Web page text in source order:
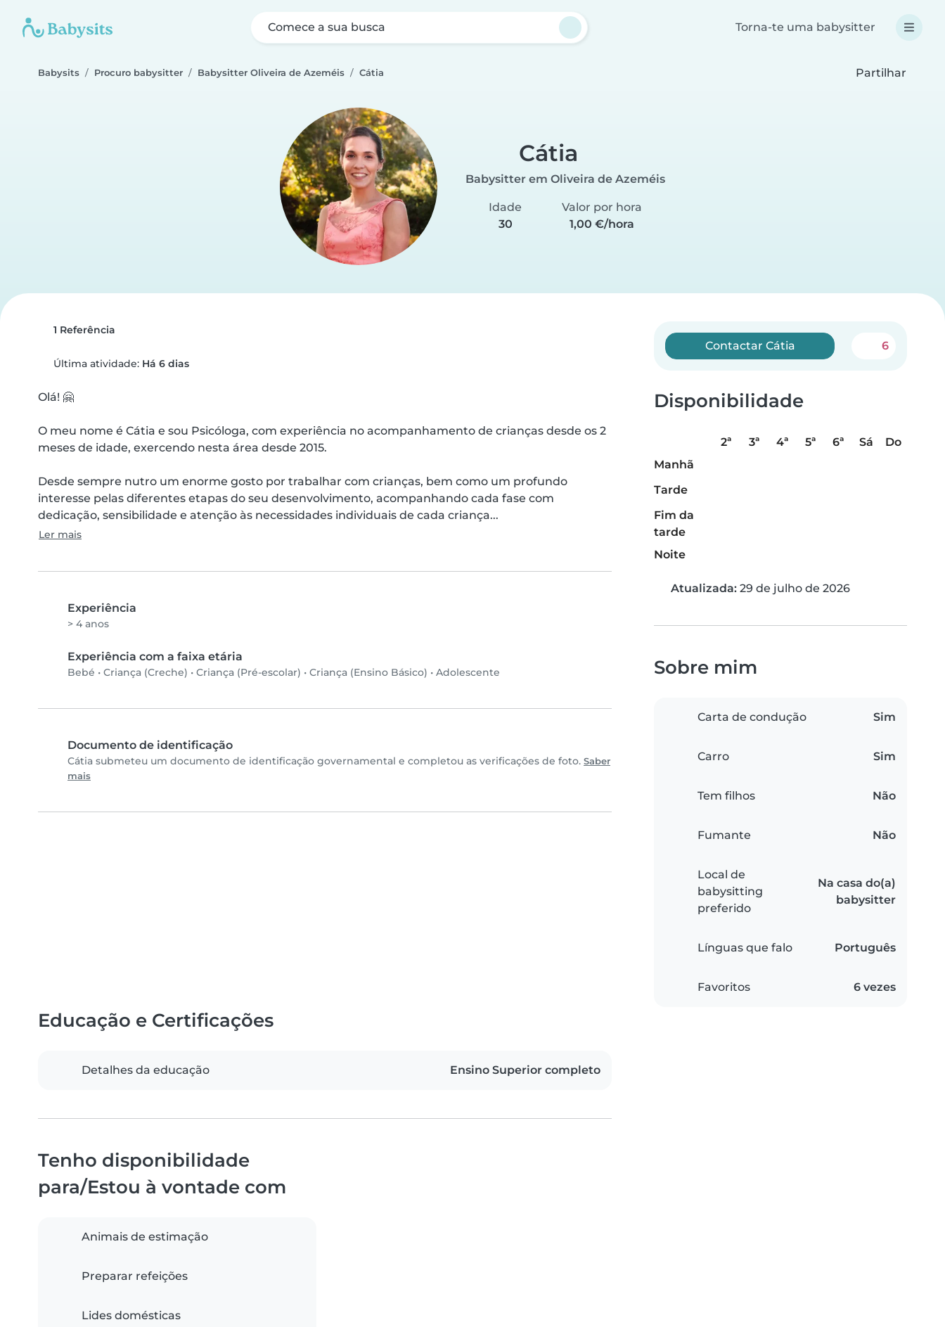
Comece a sua busca Torna-te uma babysitter
Babysits Procuro babysitter Babysitter Oliveira de Azeméis Cátia Partilhar
Cátia
Babysitter em Oliveira de Azeméis
Idade
30
Valor por hora
1,00 €/hora
1 Referência
Última atividade: Há 6 dias
Olá! 🤗
O meu nome é Cátia e sou Psicóloga, com experiência no acompanhamento de crianças desde os 2
meses de idade, exercendo nesta área desde 2015.
Desde sempre nutro um enorme gosto por trabalhar com crianças, bem como um profundo
interesse pelas diferentes etapas do seu desenvolvimento, acompanhando cada fase com
dedicação, sensibilidade e atenção às necessidades individuais de cada criança...
Ler mais
Experiência
> 4 anos
Experiência com a faixa etária
Bebé • Criança (Creche) • Criança (Pré-escolar) • Criança (Ensino Básico) • Adolescente
Documento de identificação
Cátia submeteu um documento de identificação governamental e completou as verificações de foto. Saber
mais
Contactar Cátia 6
Disponibilidade
2ª 3ª 4ª 5ª 6ª Sá
Do
Manhã
Tarde
Fim da
tarde
Noite
Atualizada: 29 de julho de 2026
Sobre mim
Carta de condução Sim
Carro Sim
Tem filhos Não
Fumante Não
Local de
babysitting
preferido
Na casa do(a)
babysitter
Línguas que falo Português
Favoritos 6 vezes
Educação e Certificações
Detalhes da educação Ensino Superior completo
Tenho disponibilidade
para/Estou à vontade com
Animais de estimação
Preparar refeições
Lides domésticas